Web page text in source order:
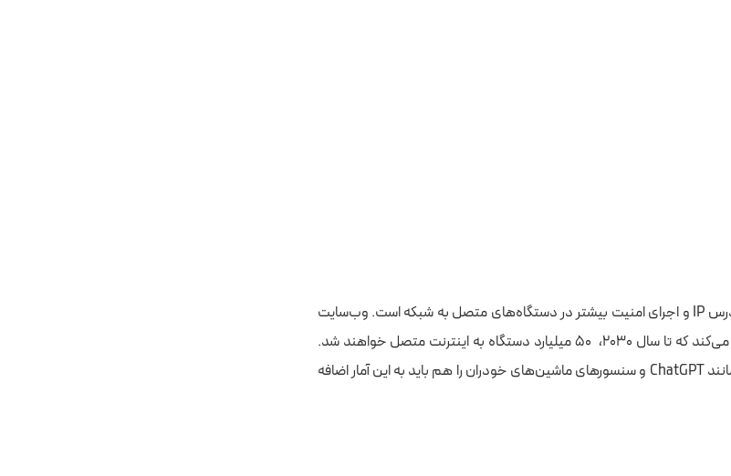
وب‌سایت
پیش‌بینی می‌کند که تا سال ۲۰۳۰، ۵۰ میلیارد دستگاه به اینترنت متصل خواهند شد.
مدل‌های هوش مصنوعی مولد مانند ChatGPT و سنسورهای ماشین‌های خودران را هم باید به این آمار اضافه